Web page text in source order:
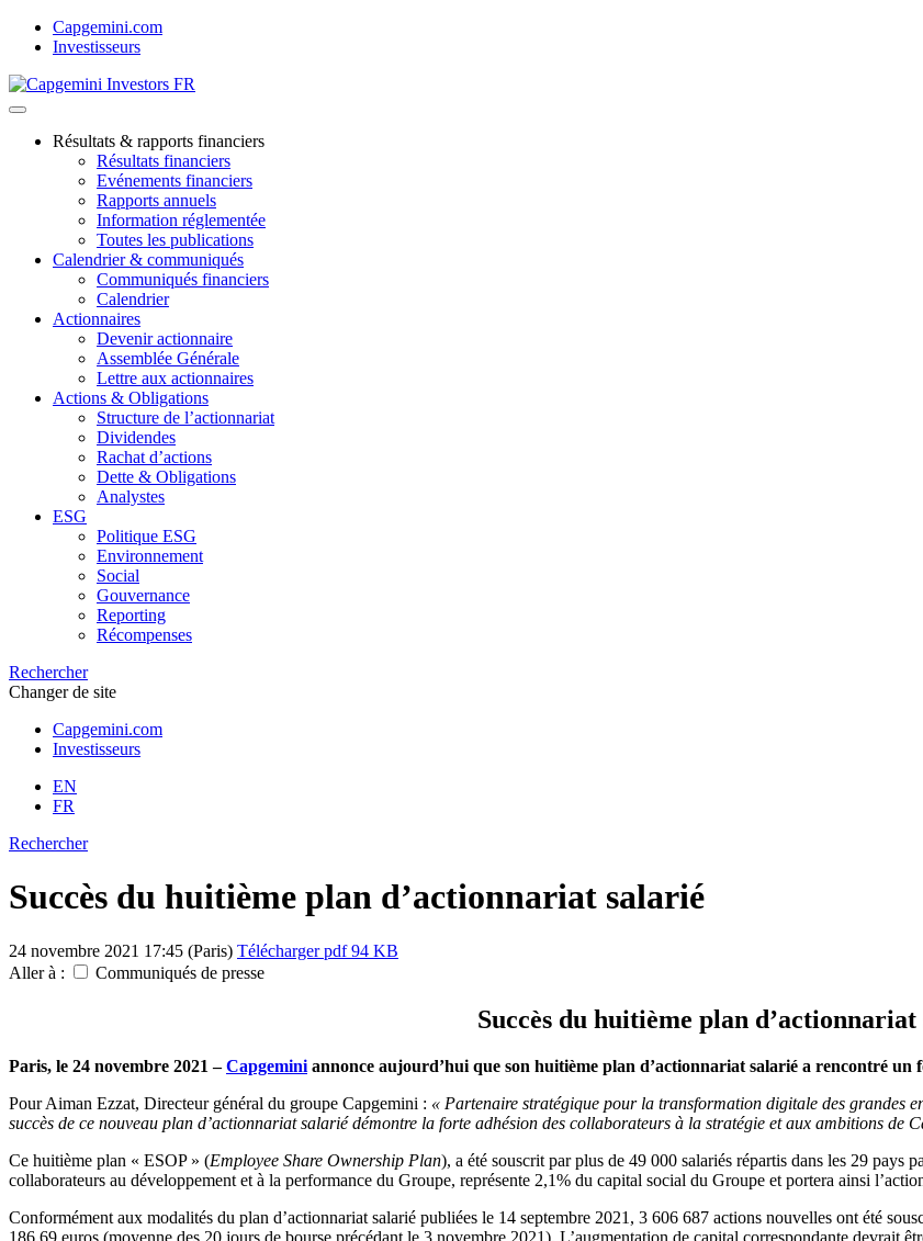
Skip
Capgemini.com
Investisseurs
Résultats & rapports financiers
Résultats financiers
Evénements financiers
Rapports annuels
Information réglementée
Toutes les publications
Calendrier & communiqués
Communiqués financiers
Calendrier
Actionnaires
Devenir actionnaire
Assemblée Générale
Lettre aux actionnaires
Actions & Obligations
Structure de l’actionnariat
Dividendes
Rachat d’actions
Dette & Obligations
Analystes
ESG
Politique ESG
Environnement
Social
Gouvernance
Reporting
Récompenses
Rechercher
Changer de site
Capgemini.com
Investisseurs
EN
FR
Rechercher
Succès du huitième plan d’actionnariat salarié
24 novembre 2021 17:45 (Paris) Téléchargerpdf 94 KB
Aller à :
Communiqués de presse
Succès du huitième plan
Paris, le 24 novembre 2021 –Capgemini annonce aujourd’hui que son huitième plan d’actionnariat salarié a rencontré un
Pour Aiman Ezzat, Directeur général du groupe Capgemini : « Partenaire stratégique pour la transformation digitale des grandes
succès de ce nouveau plan d’actionnariat salarié démontre la forte adhésion des collaborateurs à la stratégie et aux ambitions de
Ce huitième plan « ESOP » (Employee Share Ownership Plan), a été souscrit par plus de 49 000 salariés répartis dans les 29 pays
collaborateurs au développement et à la performance du Groupe, représente 2,1% du capital social du Groupe et portera ainsi
Conformément aux modalités du plan d’actionnariat salarié publiées le 14 septembre 2021, 3 606 687 actions nouvelles ont été
186,69 euros (moyenne des 20 jours de bourse précédant le 3 novembre 2021). L’augmentation de capital correspondante devrait